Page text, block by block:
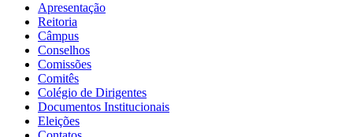
Apresentação
Reitoria
Câmpus
Conselhos
Comissões
Comitês
Colégio de Dirigentes
Documentos Institucionais
Eleições